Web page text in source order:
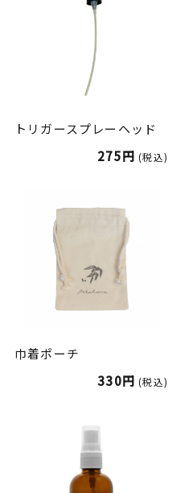
トリガースプレーヘッド
275円 (税込)
巾着ポーチ
330円 (税込)